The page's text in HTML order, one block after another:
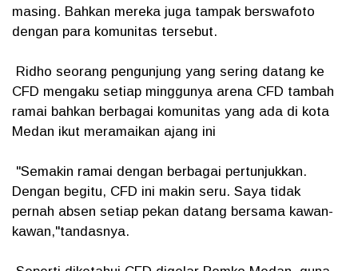
masing. Bahkan mereka juga tampak berswafoto
dengan para komunitas tersebut.
Ridho seorang pengunjung yang sering datang ke
CFD mengaku setiap minggunya arena CFD tambah
ramai bahkan berbagai komunitas yang ada di kota
Medan ikut meramaikan ajang ini
"Semakin ramai dengan berbagai pertunjukkan.
Dengan begitu, CFD ini makin seru. Saya tidak
pernah absen setiap pekan datang bersama kawan-
kawan,"tandasnya.